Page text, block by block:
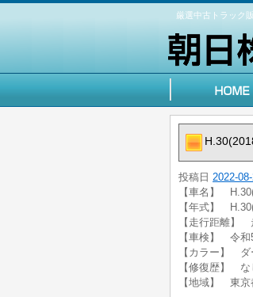
厳選中古トラック
投稿日 2022-
【車名】
【年式】
【走行距離】
【車検】 令和
【カラー】 ダ
【修復歴】 な
【地域】 東京